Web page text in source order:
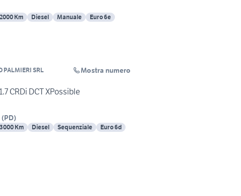
Km Diesel Manuale Euro 6e
PALMIERI SRL Mostra numero
CRDi DCT XPossible
(PD)
Km Diesel Sequenziale Euro 6d